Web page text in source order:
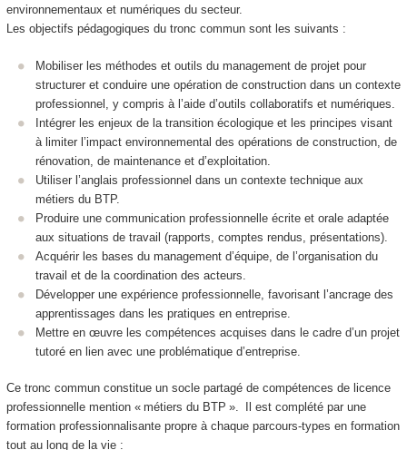
environnementaux et numériques du secteur.
Les objectifs pédagogiques du tronc commun sont les suivants :
Mobiliser les méthodes et outils du management de projet pour
structurer et conduire une opération de construction dans un contexte
professionnel, y compris à l’aide d’outils collaboratifs et numériques.
Intégrer les enjeux de la transition écologique et les principes visant
à limiter l’impact environnemental des opérations de construction, de
rénovation, de maintenance et d’exploitation.
Utiliser l’anglais professionnel dans un contexte technique aux
métiers du BTP.
Produire une communication professionnelle écrite et orale adaptée
aux situations de travail (rapports, comptes rendus, présentations).
Acquérir les bases du management d’équipe, de l’organisation du
travail et de la coordination des acteurs.
Développer une expérience professionnelle, favorisant l’ancrage des
apprentissages dans les pratiques en entreprise.
Mettre en œuvre les compétences acquises dans le cadre d’un projet
tutoré en lien avec une problématique d’entreprise.
Ce tronc commun constitue un socle partagé de compétences de licence
professionnelle mention « métiers du BTP ». Il est complété par une
formation professionnalisante propre à chaque parcours-types en formation
tout au long de la vie :